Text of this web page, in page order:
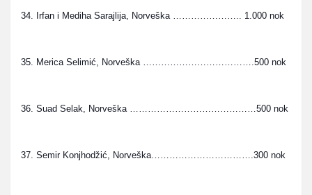
34. Irfan i Mediha Sarajlija, Norveška ………………….. 1.000 nok
35. Merica Selimić, Norveška ……………………………….500 nok
36. Suad Selak, Norveška ……………………………………500 nok
37. Semir Konjhodžić, Norveška…………………………….300 nok